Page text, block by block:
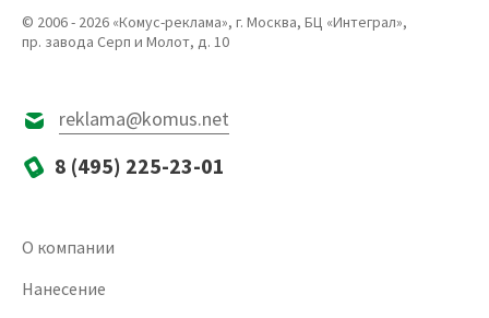
© 2006 - 2026 «Комус-реклама», г. Москва, БЦ «Интеграл»,
пр. завода Серп и Молот, д. 10
reklama@komus.net
8 (495) 225-23-01
О компании
Нанесение